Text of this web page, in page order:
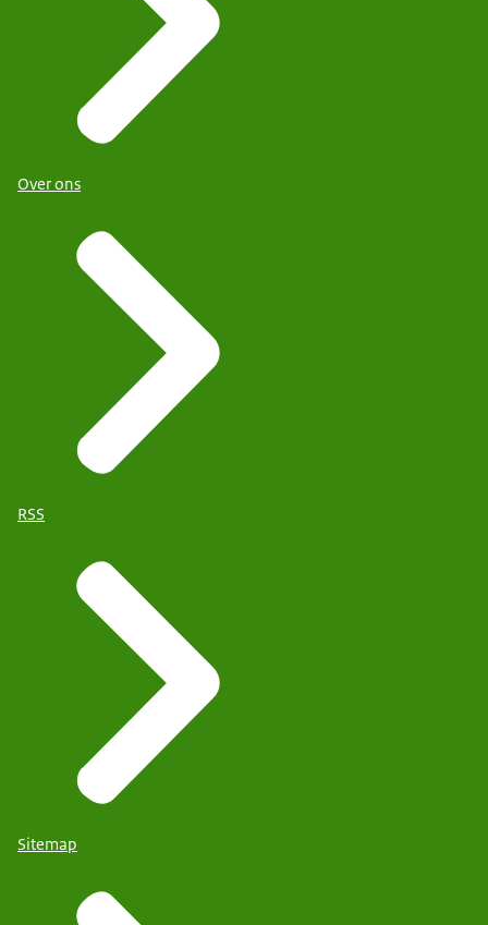
Over ons
RSS
Sitemap